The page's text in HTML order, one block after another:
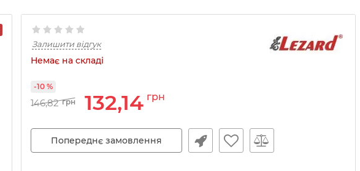
Залишити відгук
Немає на складі
146,82 грн 132,14 грн
-10 %
Попереднє замовлення